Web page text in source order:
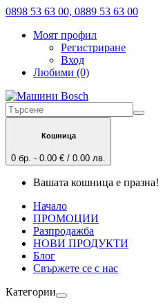
0898 53 63 00, 0889 53 63 00
Моят профил
Регистриране
Вход
Любими (0)
Кошница
0 бр. - 0.00 € / 0.00 лв.
Вашата кошница е празна!
Начало
ПРОМОЦИИ
Разпродажба
НОВИ ПРОДУКТИ
Блог
Свържете се с нас
Категории